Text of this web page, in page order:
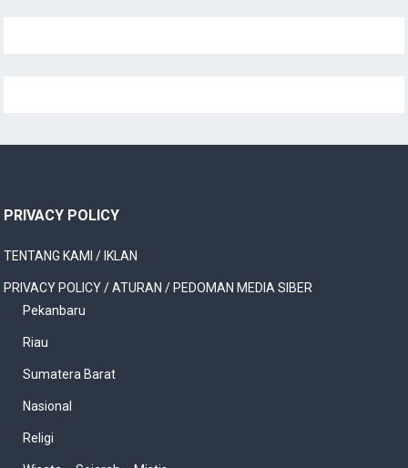
PRIVACY POLICY
TENTANG KAMI / IKLAN
PRIVACY POLICY / ATURAN / PEDOMAN MEDIA SIBER
Pekanbaru
Riau
Sumatera Barat
Nasional
Religi